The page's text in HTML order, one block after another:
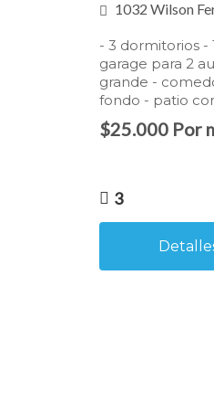
1032 Wilson
- 3 dormitorios -
garage para 2
grande -
fondo - patio
$25.000 Por
3